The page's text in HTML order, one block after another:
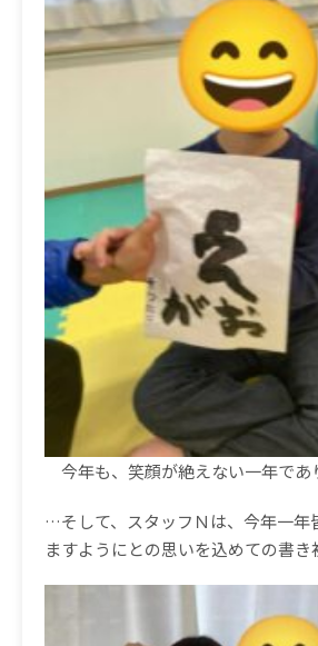
今年も、笑顔が絶えない一年であ
…そして、スタッフＮは、今年一年
ますようにとの思いを込めての書き